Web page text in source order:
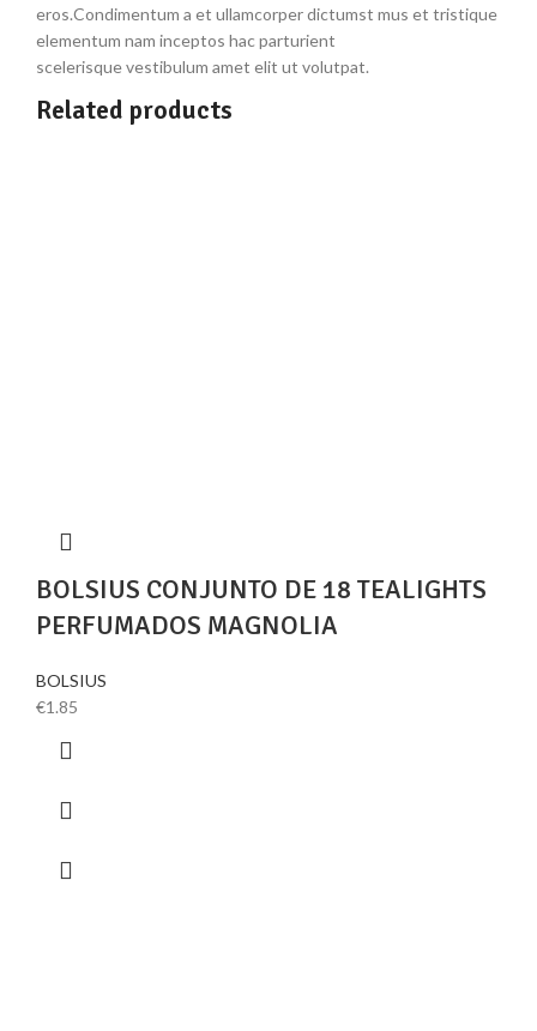
eros.Condimentum a et ullamcorper dictumst mus et tristique
elementum nam inceptos hac parturient
scelerisque vestibulum amet elit ut volutpat.
Related products
BOLSIUS CONJUNTO DE 18 TEALIGHTS
PERFUMADOS MAGNOLIA
BOLSIUS
€1.85